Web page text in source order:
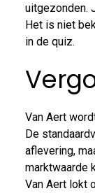
uitgezonden.
Het is niet
in de quiz.
Van Aert
De
aflevering,
marktwaarde
Van Aert lokt